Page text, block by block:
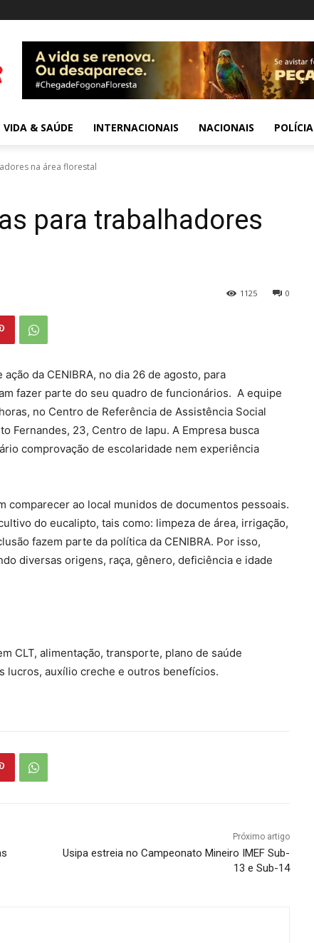
VIDA & SAÚDE INTERNACIONAIS NACIONAIS POLÍCIA
na área florestal
para trabalhadores
0
1125
ação da CENIBRA, no dia 26 de agosto, para
fazer parte do seu quadro de funcionários. A equipe
no Centro de Referência de Assistência Social
Fernandes, 23, Centro de Iapu. A Empresa busca
comprovação de escolaridade nem experiência
comparecer ao local munidos de documentos pessoais.
do eucalipto, tais como: limpeza de área, irrigação,
fazem parte da política da CENIBRA. Por isso,
diversas origens, raça, gênero, deficiência e idade
CLT, alimentação, transporte, plano de saúde
lucros, auxílio creche e outros benefícios.
Próximo artigo
Usipa estreia no Campeonato Mineiro IMEF Sub-
13 e Sub-14